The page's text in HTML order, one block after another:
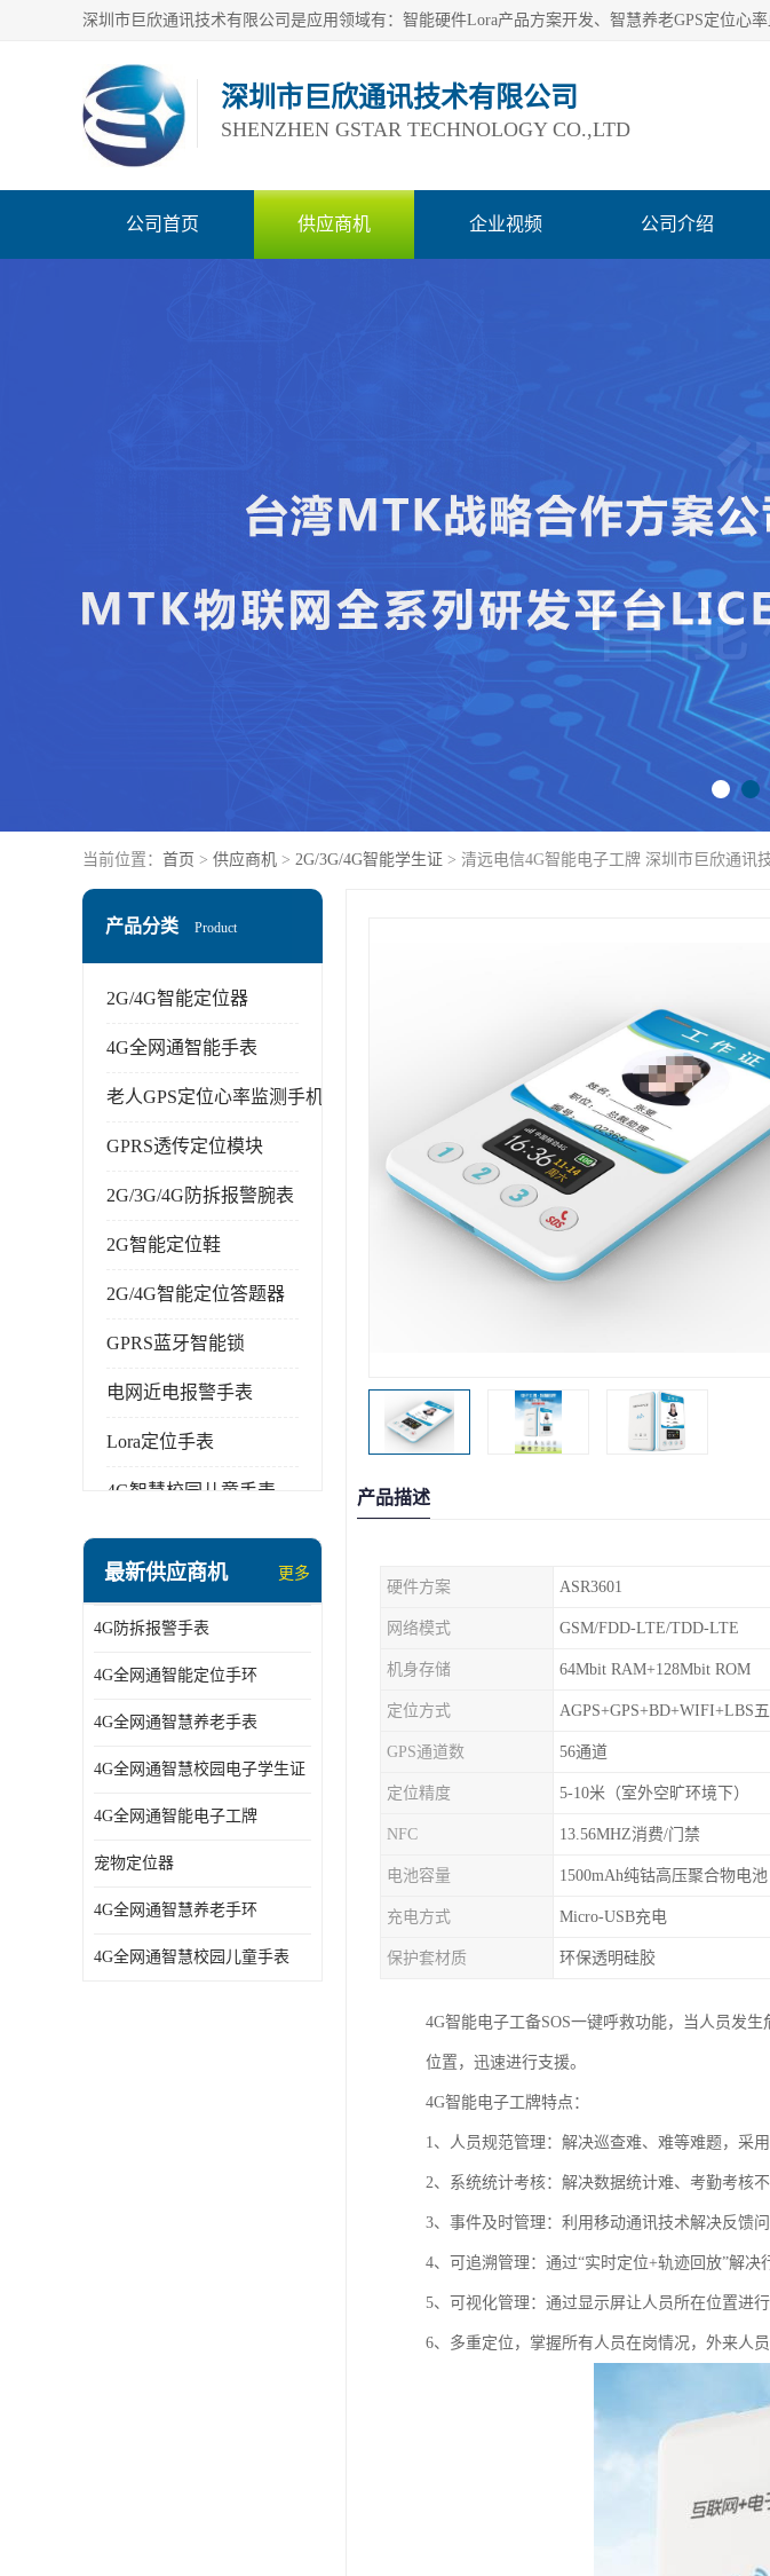
深圳市巨欣通讯技术有限公司
SHENZHEN GSTAR TECHNOLOGY CO.,LTD
公司首页 供应商机 企业视频 公司介绍
当前位置： 首页 > 供应商机 > 2G/3G/4G智能学生证 > 清远电信4G智能电子工牌 深圳市巨欣通讯
产品分类 Product
2G/4G智能定位器
4G全网通智能手表
老人GPS定位心率监测手机
GPRS透传定位模块
2G/3G/4G防拆报警腕表
2G智能定位鞋
2G/4G智能定位答题器
GPRS蓝牙智能锁
电网近电报警手表
Lora定位手表
4G智慧校园儿童手表
指静脉识别智能锁
2G/BT4.0智能睡眠带
2G/4G智慧养老手环
最新供应商机 更多
4G防拆报警手表
4G全网通智能定位手环
4G全网通智慧养老手表
4G全网通智慧校园电子学生证
4G全网通智能电子工牌
宠物定位器
4G全网通智慧养老手环
4G全网通智慧校园儿童手表
产品描述
硬件方案 ASR3601
网络模式 GSM/FDD-LTE/TDD-LTE
机身存储 64Mbit RAM+128Mbit ROM
定位方式 AGPS+GPS+BD+WIFI+LBS
GPS通道数 56通道
定位精度 5-10米（室外空旷环境下）
NFC 13.56MHZ消费/门禁
电池容量 1500mAh纯钴高压聚合物电池
充电方式 Micro-USB充电
保护套材质 环保透明硅胶
4G智能电子工备SOS一键呼救功能，当人员发
位置，迅速进行支援。
4G智能电子工牌特点：
1、人员规范管理：解决巡查难、难等难题，采
2、系统统计考核：解决数据统计难、考勤考核
3、事件及时管理：利用移动通讯技术解决反馈
4、可追溯管理：通过“实时定位+轨迹回放”解决
5、可视化管理：通过显示屏让人员所在位置进
6、多重定位，掌握所有人员在岗情况，外来人